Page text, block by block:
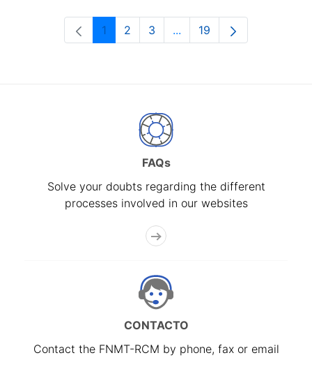
Page
1 Page
2 Page
3 ...Intermediate Pages Use
Page
19
FAQs
Solve your doubts regarding the different
processes involved in our websites
CONTACTO
Contact the FNMT-RCM by phone, fax or email